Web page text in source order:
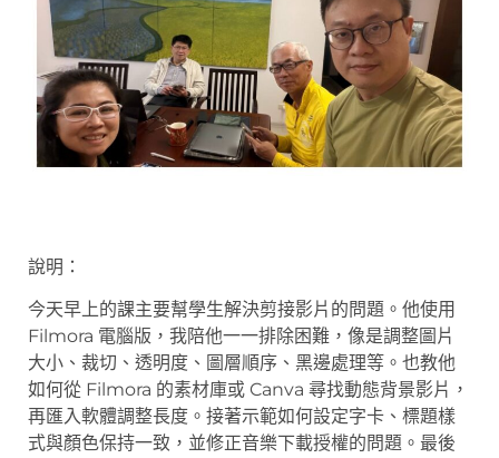
說明：
今天早上的課主要幫學生解決剪接影片的問題。他使用
Filmora 電腦版，我陪他一一排除困難，像是調整圖片
大小、裁切、透明度、圖層順序、黑邊處理等。也教他
如何從 Filmora 的素材庫或 Canva 尋找動態背景影片，
再匯入軟體調整長度。接著示範如何設定字卡、標題樣
式與顏色保持一致，並修正音樂下載授權的問題。最後